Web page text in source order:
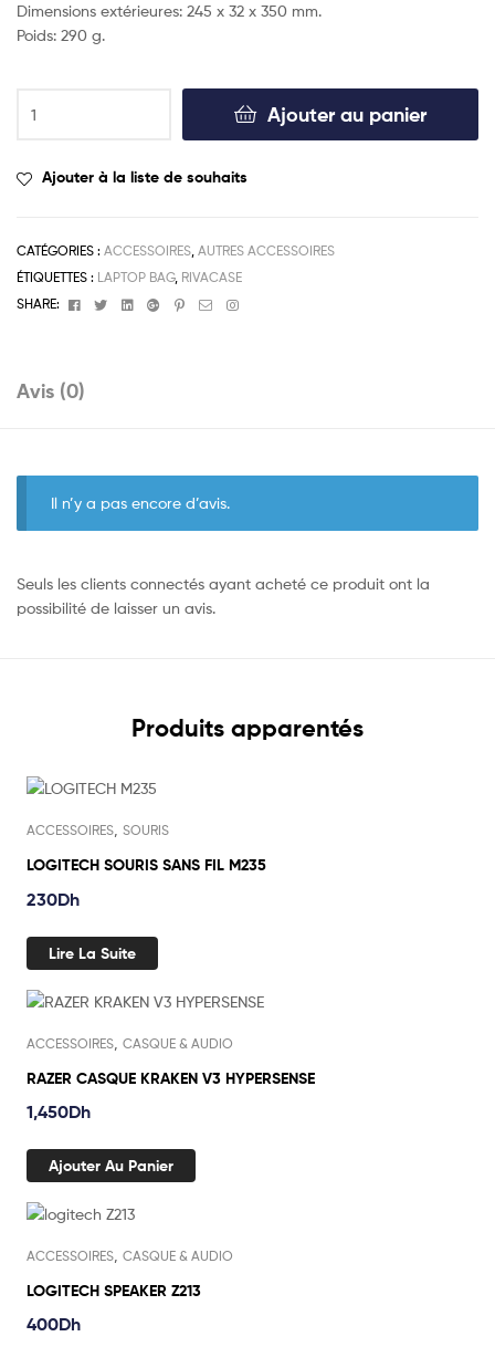
Dimensions extérieures: 245 x 32 x 350 mm.
Poids: 290 g.
Ajouter au panier
Ajouter à la liste de souhaits
CATÉGORIES : ACCESSOIRES AUTRES ACCESSOIRES
ÉTIQUETTES : LAPTOP BAG, RIVACASE
SHARE:
FacebookTwitterLinkedinGoogle+Pinterest
EmailInstagram
Avis (0)
Il n’y a pas encore d’avis.
Seuls les clients connectés ayant acheté ce produit ont la
possibilité de laisser un avis.
Produits apparentés
ACCESSOIRES, SOURIS
LOGITECH SOURIS SANS FIL M235
230Dh
Lire La Suite
ACCESSOIRES CASQUE & AUDIO
RAZER CASQUE KRAKEN V3 HYPERSENSE
1,450Dh
Ajouter Au Panier
ACCESSOIRES CASQUE & AUDIO
LOGITECH SPEAKER Z213
400Dh